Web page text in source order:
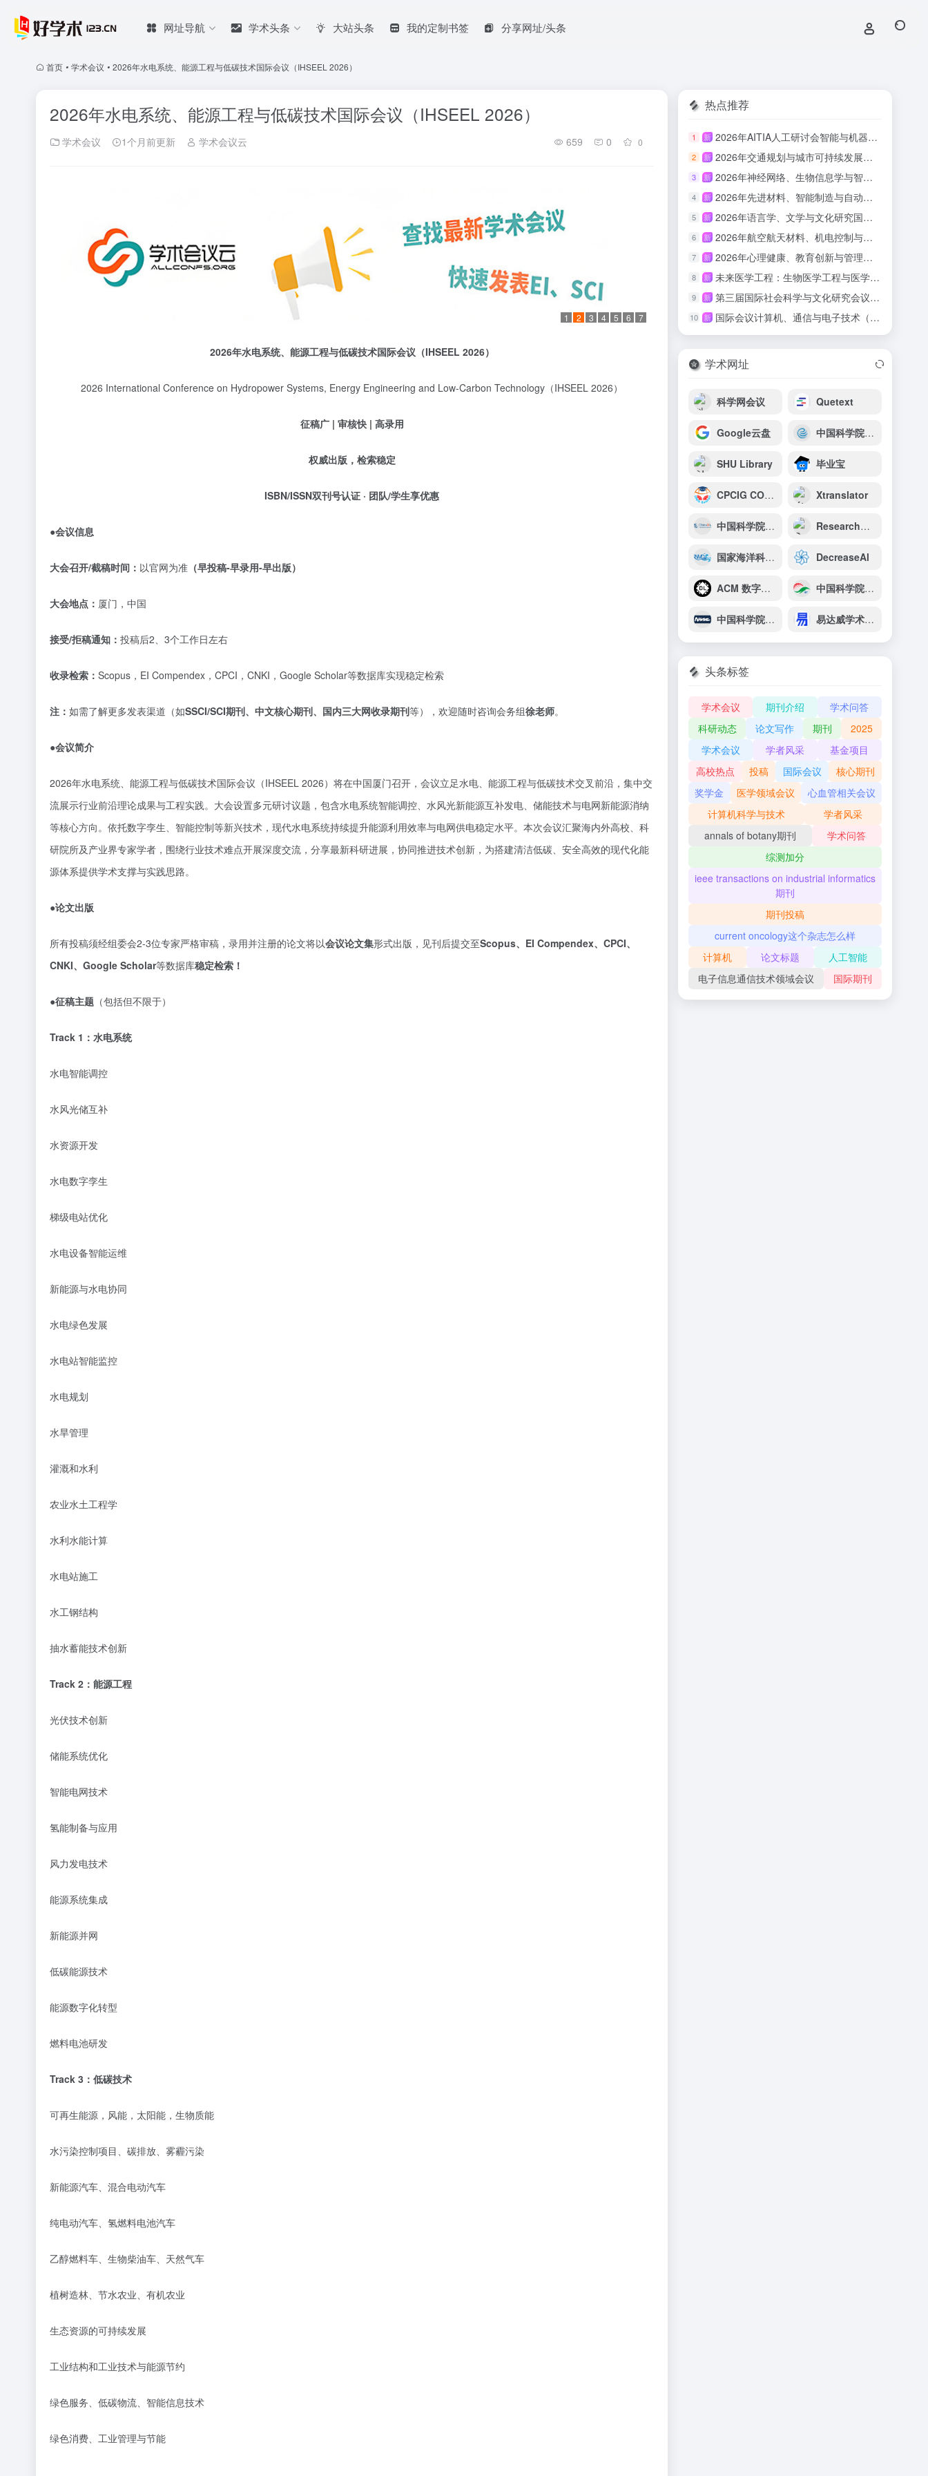
网址导航 学术头条 大站头条 我的定制书签 分享网址/头条
首页 • 学术会议 • 2026年水电系统、能源工程与低碳技术国际会议（IHSEEL 2026）
2026年水电系统、能源工程与低碳技术国际会议（IHSEEL 2026）
学术会议 1个月前更新 学术会议云 659 0 0
1 2 3 4 5 6 7
2026年水电系统、能源工程与低碳技术国际会议（IHSEEL 2026）
2026 International Conference on Hydropower Systems, Energy Engineering and Low-Carbon Technology（IHSEEL 2026）
征稿广 | 审核快 | 高录用
权威出版，检索稳定
ISBN/ISSN双刊号认证 · 团队/学生享优惠
●会议信息
大会召开/截稿时间： 以官网为准 （早投稿-早录用-早出版）
大会地点： 厦门，中国
接受/拒稿通知： 投稿后2、3个工作日左右
收录检索： Scopus，EI Compendex，CPCI，CNKI，Google Scholar等数据库实现稳定检索
注： 如需了解更多发表渠道（如SSCI/SCI期刊、中文核心期刊、国内三大网收录期刊等），欢迎随时咨询会务组徐老师。
●会议简介
2026年水电系统、能源工程与低碳技术国际会议（IHSEEL 2026）将在中国厦门召开，会议立足水电、能源工程与低碳技术交叉前沿，集中交
流展示行业前沿理论成果与工程实践。大会设置多元研讨议题，包含水电系统智能调控、水风光新能源互补发电、储能技术与电网新能源消纳
等核心方向。依托数字孪生、智能控制等新兴技术，现代水电系统持续提升能源利用效率与电网供电稳定水平。本次会议汇聚海内外高校、科
研院所及产业界专家学者，围绕行业技术难点开展深度交流，分享最新科研进展，协同推进技术创新，为搭建清洁低碳、安全高效的现代化能
源体系提供学术支撑与实践思路。
●论文出版
所有投稿须经组委会2-3位专家严格审稿，录用并注册的论文将以会议论文集形式出版，见刊后提交至Scopus、EI Compendex、CPCI、
CNKI、Google Scholar等数据库稳定检索！
●征稿主题 （包括但不限于）
Track 1：水电系统
水电智能调控
水风光储互补
水资源开发
水电数字孪生
梯级电站优化
水电设备智能运维
新能源与水电协同
水电绿色发展
水电站智能监控
水电规划
水旱管理
灌溉和水利
农业水土工程学
水利水能计算
水电站施工
水工钢结构
抽水蓄能技术创新
Track 2：能源工程
光伏技术创新
储能系统优化
智能电网技术
氢能制备与应用
风力发电技术
能源系统集成
新能源并网
低碳能源技术
能源数字化转型
燃料电池研发
Track 3：低碳技术
可再生能源，风能，太阳能，生物质能
水污染控制项目、碳排放、雾霾污染
新能源汽车、混合电动汽车
纯电动汽车、氢燃料电池汽车
乙醇燃料车、生物柴油车、天然气车
植树造林、节水农业、有机农业
生态资源的可持续发展
工业结构和工业技术与能源节约
绿色服务、低碳物流、智能信息技术
绿色消费、工业管理与节能
热点推荐
1 新 2026年AITIA人工研讨会智能与机器学习（AITIA-AIML 2026）
2 新 2026年交通规划与城市可持续发展国际会议（ITPUSD 2026）
3 新 2026年神经网络、生物信息学与智能计算国际会议（INNBIC 2026）
4 新 2026年先进材料、智能制造与自动化技术国际会议（IAMIMA 2026）
5 新 2026年语言学、文学与文化研究国际会议（ILLCS 2026）
6 新 2026年航空航天材料、机电控制与结构动力学国际会议（IAAMEC 2026）
7 新 2026年心理健康、教育创新与管理国际会议（IMHEIM 2026）
8 新 未来医学工程：生物医学工程与医学技术创新论坛（BEMTI-LSHE 2026）
9 新 第三届国际社会科学与文化研究会议平行轨道：语言、文化与教育实践国际学术研讨会（LCEP-ICSSCS 2026）
10 新 国际会议计算机、通信与电子技术（IC-CCET 2026）
学术网址
科学网会议 Quetext
Google云盘 中国科学院武汉岩土力学研究所
SHU Library 毕业宝
CPCIG CONFERENCE INTERNATIONAL Xtranslator
中国科学院科技论文预发布平台 ResearchGate
国家海洋科学数据中心 DecreaseAl
ACM 数字图书馆 中国科学院工程热物理研究所
中国科学院国家空间科学中心 易达威学术出版社-学术会议
头条标签
学术会议 期刊介绍
学术问答
科研动态
论文写作 期刊
2025
学术会议
学者风采
基金项目
高校热点
投稿 国际会议
核心期刊
奖学金
医学领域会议
心血管相关会议
计算机科学与技术
学者风采
annals of botany期刊
学术问答
综测加分
ieee transactions on industrial informatics
期刊
期刊投稿
current oncology这个杂志怎么样
计算机
论文标题
人工智能
电子信息通信技术领域会议
国际期刊